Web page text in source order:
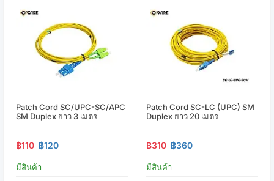
Patch Cord SC/UPC-SC/APC
SM Duplex ยาว 3 เมตร
฿110 ฿120
มีสินค้า
Patch Cord SC-LC (UPC) SM
Duplex ยาว 20 เมตร
฿310 ฿360
มีสินค้า